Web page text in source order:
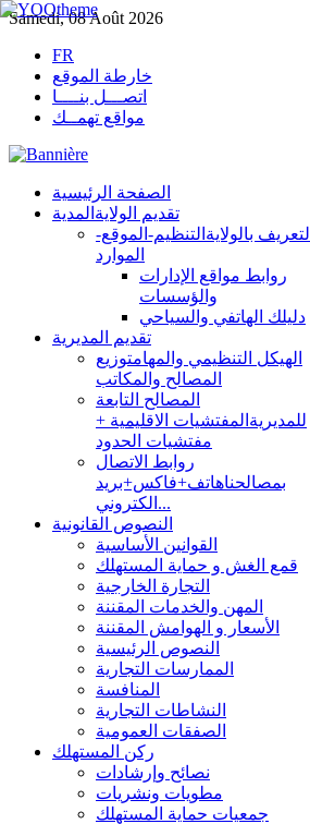
Samedi, 08 Août 2026
FR
خارطة الموقع
اتصـــل بنــــا
مواقع تهمــك
الصفحة الرئيسية
تقديم الولاية المدية
التعريف بالولاية التنظيم-الموقع-
الموارد
روابط مواقع الإدارات
والؤسسات
دليلك الهاتفي والسياحي
تقديم المديرية
الهيكل التنظيمي والمهامتوزيع
المصالح والمكاتب
المصالح التابعة
للمديرية المفتشيات الاقليمية +
مفتشيات الحدود
روابط الاتصال
بمصالحناهاتف+فاكس+بريد
الكتروني...
النصوص القانونية
القوانين الأساسية
قمع الغش و حماية المستهلك
التجارة الخارجية
المهن والخدمات المقننة
الأسعار و الهوامش المقننة
النصوص الرئيسية
الممارسات التجارية
المنافسة
النشاطات التجارية
الصفقات العمومية
ركن المستهلك
نصائح وإرشادات
مطويات ونشريات
جمعيات حماية المستهلك